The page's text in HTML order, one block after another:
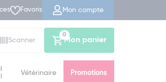
Favoris Mon compte
Scanner
Mon panier
0
Vétérinaire Promotions